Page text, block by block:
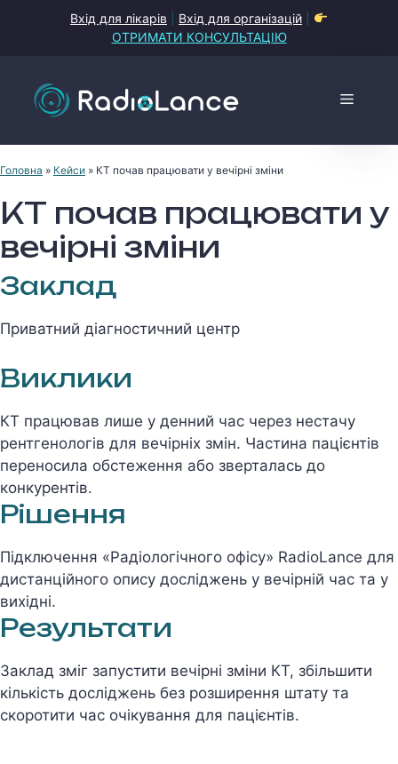
Вхід для лікарів Вхід для організацій
ОТРИМАТИ КОНСУЛЬТАЦІЮ
Меню
Головна » Кейси » КТ почав працювати у вечірні зміни
КТ почав працювати у
вечірні зміни
Заклад
Приватний діагностичний центр
Виклики
КТ працював лише у денний час через нестачу
рентгенологів для вечірніх змін. Частина пацієнтів
переносила обстеження або зверталась до
конкурентів.
Рішення
Підключення «Радіологічного офісу» RadioLance для
дистанційного опису досліджень у вечірній час та у
вихідні.
Результати
Заклад зміг запустити вечірні зміни КТ, збільшити
кількість досліджень без розширення штату та
скоротити час очікування для пацієнтів.